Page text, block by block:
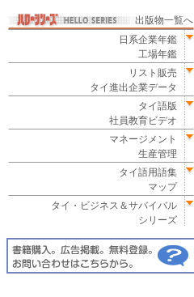
出版物一覧へ
日系企業年鑑
工場年鑑
リスト販売
タイ進出企業データ
タイ語版
社員教育ビデオ
マネージメント
生産管理
タイ語用語集
マップ
タイ・ビジネス＆サバイバル
シリーズ